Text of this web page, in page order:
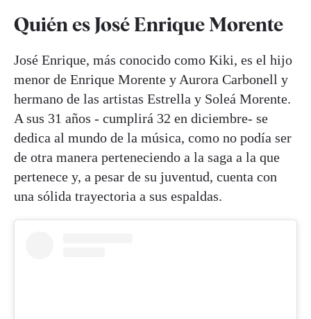
Quién es José Enrique Morente
José Enrique, más conocido como Kiki, es el hijo
menor de Enrique Morente y Aurora Carbonell y
hermano de las artistas Estrella y Soleá Morente.
A sus 31 años - cumplirá 32 en diciembre- se
dedica al mundo de la música, como no podía ser
de otra manera perteneciendo a la saga a la que
pertenece y, a pesar de su juventud, cuenta con
una sólida trayectoria a sus espaldas.